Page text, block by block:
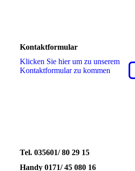
Kontaktformular
Klicken Sie hier um zu unserem
Kon­takt­for­mu­lar zu kommen
Tel. 035601/ 80 29 15
Handy 0171/ 45 080 16